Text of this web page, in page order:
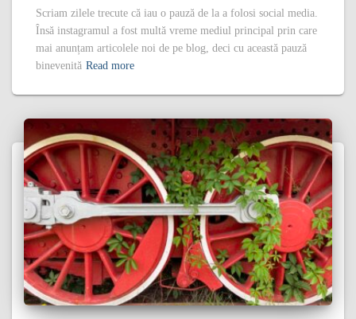
Scriam zilele trecute că iau o pauză de la a folosi social media.
Însă instagramul a fost multă vreme mediul principal prin care
mai anunțam articolele noi de pe blog, deci cu această pauză
binevenită Read more